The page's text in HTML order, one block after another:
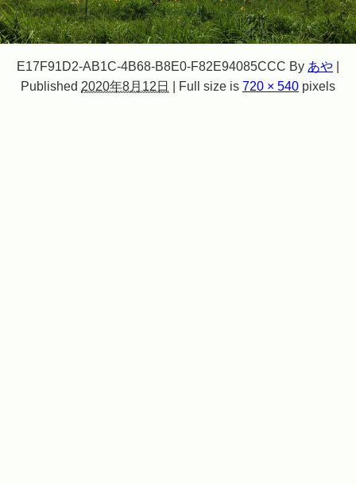
E17F91D2-AB1C-4B68-B8E0-F82E94085CCC By あや
Published 2020年8月12日 Full size is 720 × 540 pixels